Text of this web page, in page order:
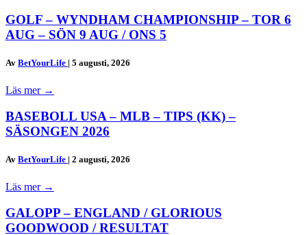
GOLF – WYNDHAM CHAMPIONSHIP – TOR 6
AUG – SÖN 9 AUG / ONS 5
Av BetYourLife | 5 augusti, 2026
Läs mer →
BASEBOLL USA – MLB – TIPS (KK) –
SÄSONGEN 2026
Av BetYourLife | 2 augusti, 2026
Läs mer →
GALOPP – ENGLAND / GLORIOUS
GOODWOOD / RESULTAT